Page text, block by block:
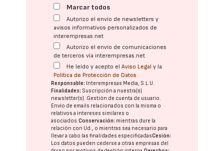
Marcar todos
Autorizo el envío de newsletters y
avisos informativos personalizados de
interempresas.net
Autorizo el envío de comunicaciones
de terceros vía interempresas.net
He leído y acepto elAviso Legal y la
Política de Protección de Datos
Responsable: Interempresas Media, S.L.U.
Finalidades: Suscripción a nuestra(s)
newsletter(s). Gestión de cuenta de usuario.
Envío de emails relacionados con la misma o
relativos a intereses similares o
asociados.Conservación: mientras dure la
relación con Ud., o mientras sea necesario para
llevar a cabo las finalidades especificadasCesión:
Los datos pueden cederse a otras empresas del